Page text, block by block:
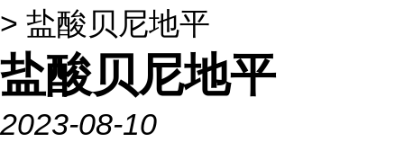
> 盐酸贝尼地平
盐酸贝尼地平
2023-08-10